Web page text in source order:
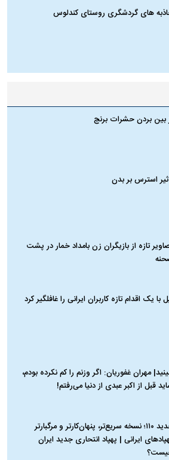
های گردشگری روستای کندلوس
بین بردن حشرات برنج
استرس بر بدن
تازه از بازیگران زن بامداد خمار در پشت
با یک اقدام تازه کاربران ایرانی را غافلگیر کرد
مهران غفوریان: اگر وزنم را کم نکرده بودم،
قبل از اکبر عبدی از دنیا می‌رفتم!
حدید ۱۱۰؛ نسخه سریع‌تر، پنهان‌کارتر و مرگبارتر
ایرانی | پهپاد انتحاری جدید ایران